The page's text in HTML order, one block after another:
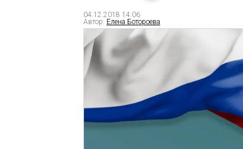
04.12.2018 14:06
Автор: Елена Ботороева